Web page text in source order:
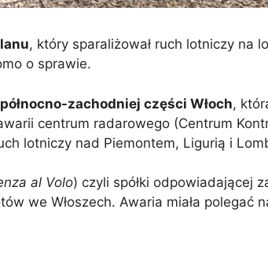
, który sparaliżował ruch lotniczy na
o sprawie.
zachodniej części Włoch,
centrum radarowego (Centrum
lotniczy nad Piemontem, Ligurią i
al Volo) czyli spółki odpowiadającej
we Włoszech. Awaria miała polegać